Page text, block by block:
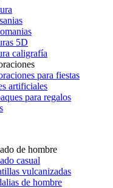
5D
caligrafía
para fiestas
artificiales
para regalos
de hombre
casual
vulcanizadas
de hombre